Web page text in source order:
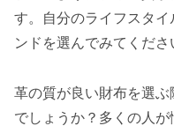
す。自分のライフスタ
ンドを選んでみてくださ
革の質が良い財布を選
でしょうか？多くの人